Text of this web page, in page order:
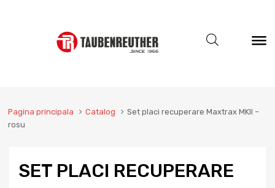
Pagina principala Catalog
Set placi recuperare Maxtrax MKII –
rosu
SET PLACI RECUPERARE